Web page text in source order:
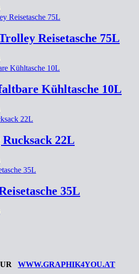
Reisetasche 75L
Kühltasche 10L
22L
35L
WWW.GRAPHIK4YOU.AT